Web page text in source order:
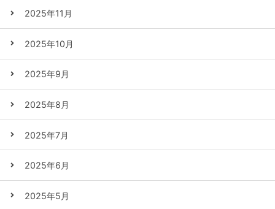
2025年11月
2025年10月
2025年9月
2025年8月
2025年7月
2025年6月
2025年5月